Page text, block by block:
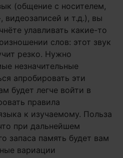
(общение с носителем,
видеозаписей и т.д.), вы
улавливать какие-то
слов: этот звук
резко. Нужно
незначительные
апробировать эти
будет легче войти в
правила
к изучаемому. Польза
при дальнейшем
запаса память будет вам
вариации